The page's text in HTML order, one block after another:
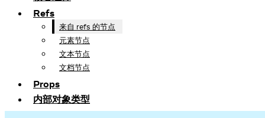
Refs
来自 refs 的节点
元素节点
文本节点
文档节点
Props
内部对象类型